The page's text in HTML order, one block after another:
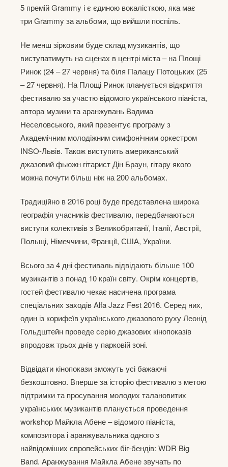
5 премій Grammy і є єдиною вокалісткою, яка має
три Grammy за альбоми, що вийшли поспіль.
Не менш зірковим буде склад музикантів, що
виступатимуть на сценах в центрі міста – на Площі
Ринок (24 – 27 червня) та біля Палацу Потоцьких (25
– 27 червня). На Площі Ринок планується відкриття
фестивалю за участю відомого українського піаніста,
автора музики та аранжувань Вадима
Неселовського, який презентує програму з
Академічним молодіжним симфонічним оркестром
ІNSO-Львів. Також виступить американський
джазовий фьюжн гітарист Дін Браун, гітару якого
можна почути більш ніж на 200 альбомах.
Традиційно в 2016 році буде представлена широка
географія учасників фестивалю, передбачаються
виступи колективів з Великобританії, Італії, Австрії,
Польщі, Німеччини, Франції, США, України.
Всього за 4 дні фестиваль відвідають більше 100
музикантів з понад 10 країн світу. Окрім концертів,
гостей фестивалю чекає насичена програма
спеціальних заходів Alfa Jazz Fest 2016. Серед них,
один із корифеїв українського джазового руху Леонід
Гольдштейн проведе серію джазових кінопоказів
впродовж трьох днів у парковій зоні.
Відвідати кінопокази зможуть усі бажаючі
безкоштовно. Вперше за історію фестивалю з метою
підтримки та просування молодих талановитих
українських музикантів планується проведення
workshop Майкла Абене – відомого піаніста,
композитора і аранжувальника одного з
найвідоміших європейських біг-бендів: WDR Big
Band. Аранжування Майкла Абене звучать по